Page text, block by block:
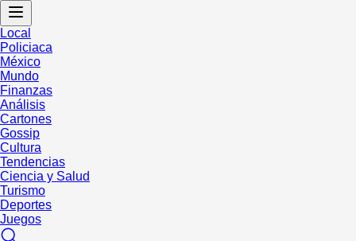
Local
Policiaca
México
Mundo
Finanzas
Análisis
Cartones
Gossip
Cultura
Tendencias
Ciencia y Salud
Turismo
Deportes
Juegos